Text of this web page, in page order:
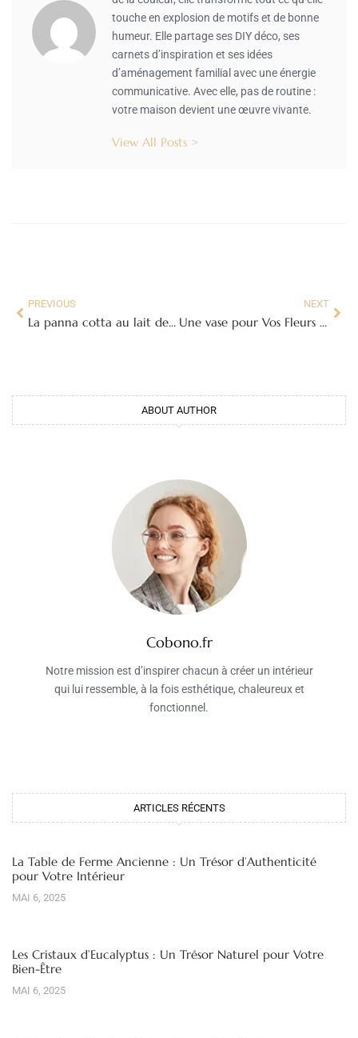
touche en explosion de motifs et de bonne
humeur. Elle partage ses DIY déco, ses
carnets d’inspiration et ses idées
d’aménagement familial avec une énergie
communicative. Avec elle, pas de routine :
votre maison devient une œuvre vivante.
View All Posts >
PREVIOUS
La panna cotta au lait de coco
NEXT
Une vase pour Vos Fleurs Séchées : Guide complet
ABOUT AUTHOR
Cobono.fr
Notre mission est d’inspirer chacun à créer un intérieur
qui lui ressemble, à la fois esthétique, chaleureux et
fonctionnel.
ARTICLES RÉCENTS
La Table de Ferme Ancienne : Un Trésor d’Authenticité
pour Votre Intérieur
MAI 6, 2025
Les Cristaux d’Eucalyptus : Un Trésor Naturel pour Votre
Bien-Être
MAI 6, 2025